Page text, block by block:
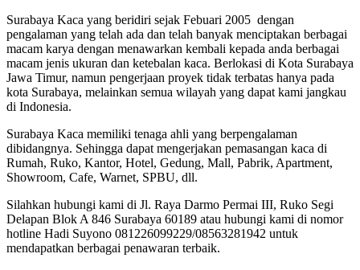
Surabaya Kaca yang beridiri sejak Febuari 2005 dengan
pengalaman yang telah ada dan telah banyak menciptakan berbagai
macam karya dengan menawarkan kembali kepada anda berbagai
macam jenis ukuran dan ketebalan kaca. Berlokasi di Kota Surabaya
Jawa Timur, namun pengerjaan proyek tidak terbatas hanya pada
kota Surabaya, melainkan semua wilayah yang dapat kami jangkau
di Indonesia.
Surabaya Kaca memiliki tenaga ahli yang berpengalaman
dibidangnya. Sehingga dapat mengerjakan pemasangan kaca di
Rumah, Ruko, Kantor, Hotel, Gedung, Mall, Pabrik, Apartment,
Showroom, Cafe, Warnet, SPBU, dll.
Silahkan hubungi kami di Jl. Raya Darmo Permai III, Ruko Segi
Delapan Blok A 846 Surabaya 60189 atau hubungi kami di nomor
hotline Hadi Suyono 081226099229/08563281942 untuk
mendapatkan berbagai penawaran terbaik.